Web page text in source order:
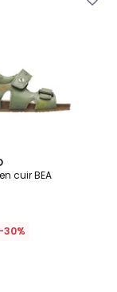
cuir BEA
-30%